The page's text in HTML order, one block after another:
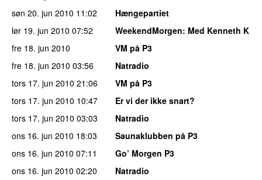
søn 20. jun 2010 11:02
Hængepartiet
lør 19. jun 2010 07:52 WeekendMorgen: Med Kenneth K
fre 18. jun 2010
VM på P3
fre 18. jun 2010 03:56
Natradio
tors 17. jun 2010 21:06
VM på P3
tors 17. jun 2010 10:47
Er vi der ikke snart?
tors 17. jun 2010 03:03
Natradio
ons 16. jun 2010 18:03
Saunaklubben på P3
ons 16. jun 2010 07:11
Go’ Morgen P3
ons 16. jun 2010 02:20
Natradio